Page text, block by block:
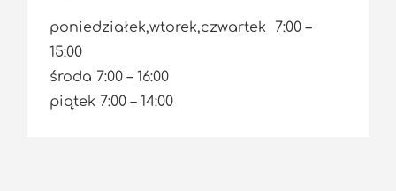
poniedziałek,wtorek,czwartek 7:00 –
15:00
środa 7:00 – 16:00
piątek 7:00 – 14:00